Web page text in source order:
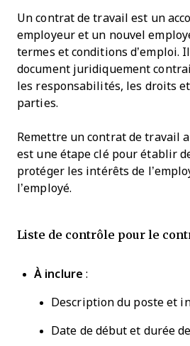
Un contrat de travail est un
employeur et un nouvel
termes et conditions d’emploi. Il
document juridiquement
les responsabilités, les droits
parties.
Remettre un contrat de travail
est une étape clé pour établir
protéger les intérêts de
l’employé.
Liste de contrôle pour le
À inclure :
Description du poste et
Date de début et durée